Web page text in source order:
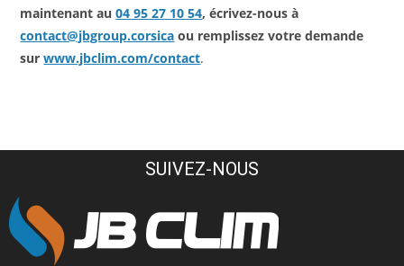
maintenant au04 95 27 10 54, écrivez-nous à
contact@jbgroup.corsica ou remplissez votre demande
surwww.jbclim.com/contact.
SUIVEZ-NOUS